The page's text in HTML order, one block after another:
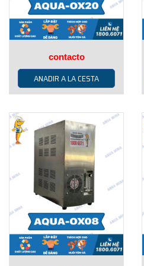
contacto
ANADIR A LA CESTA